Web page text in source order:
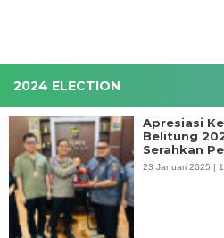
2024 ELECTION
Apresiasi
Belitung
Serahkan
23 Januari 2025 |